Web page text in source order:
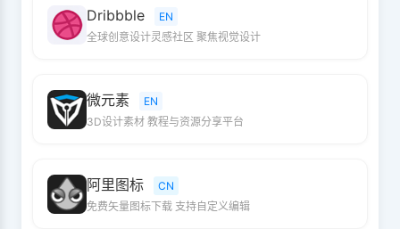
Dribbble
EN
全球创意设计灵感社区 聚焦视觉设计
微元素
EN
3D设计素材 教程与资源分享平台
阿里图标
CN
免费矢量图标下载 支持自定义编辑